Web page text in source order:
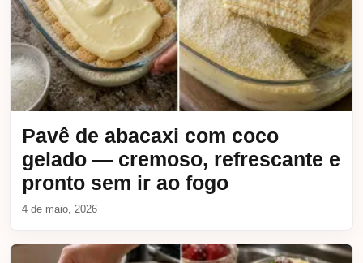
Pavê de abacaxi com coco
gelado — cremoso, refrescante e
pronto sem ir ao fogo
4 de maio, 2026